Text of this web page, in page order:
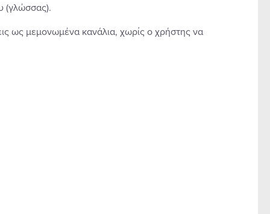
(γλώσσας).
ως μεμονωμένα κανάλια, χωρίς ο χρήστης να